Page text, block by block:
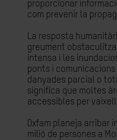
proporcionar
com prevenir la
La resposta
greument
intensa i les
ponts i
danyades parcial o
significa que moltes
accessibles per
Oxfam planeja arribar
milió de persones a